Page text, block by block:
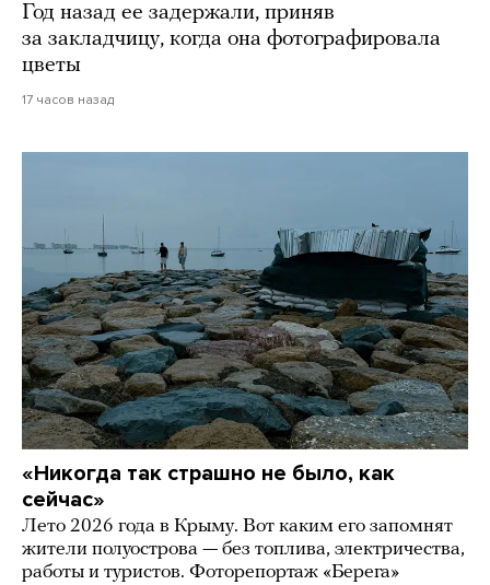
Год назад ее задержали, приняв
за закладчицу, когда она фотографировала
цветы
17 часов назад
«Никогда так страшно не было, как
сейчас»
Лето 2026 года в Крыму. Вот каким его запомнят
жители полуострова — без топлива, электричества,
работы и туристов. Фоторепортаж «Берега»